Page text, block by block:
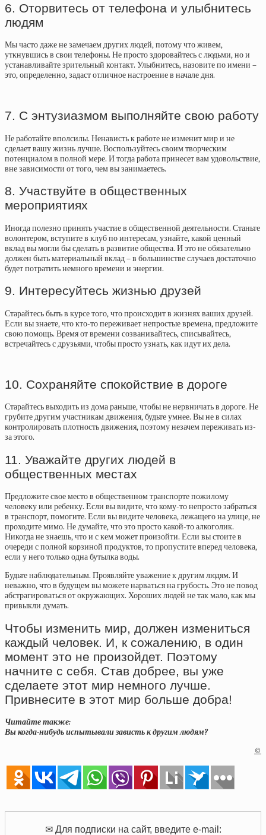
6. Оторвитесь от телефона и улыбнитесь
людям
Мы часто даже не замечаем других людей, потому что живем,
уткнувшись в свои телефоны. Не просто здоровайтесь с людьми, но и
устанавливайте зрительный контакт. Улыбнитесь, назовите по имени –
это, определенно, задаст отличное настроение в начале дня.
7. С энтузиазмом выполняйте свою работу
Не работайте вполсилы. Ненависть к работе не изменит мир и не
сделает вашу жизнь лучше. Воспользуйтесь своим творческим
потенциалом в полной мере. И тогда работа принесет вам удовольствие,
вне зависимости от того, чем вы занимаетесь.
8. Участвуйте в общественных
мероприятиях
Иногда полезно принять участие в общественной деятельности. Станьте
волонтером, вступите в клуб по интересам, узнайте, какой ценный
вклад вы могли бы сделать в развитие общества. И это не обязательно
должен быть материальный вклад – в большинстве случаев достаточно
будет потратить немного времени и энергии.
9. Интересуйтесь жизнью друзей
Старайтесь быть в курсе того, что происходит в жизнях ваших друзей.
Если вы знаете, что кто-то переживает непростые времена, предложите
свою помощь. Время от времени созванивайтесь, списывайтесь,
встречайтесь с друзьями, чтобы просто узнать, как идут их дела.
10. Сохраняйте спокойствие в дороге
Старайтесь выходить из дома раньше, чтобы не нервничать в дороге. Не
грубите другим участникам движения, будьте умнее. Вы не в силах
контролировать плотность движения, поэтому незачем переживать из-
за этого.
11. Уважайте других людей в
общественных местах
Предложите свое место в общественном транспорте пожилому
человеку или ребенку. Если вы видите, что кому-то непросто забраться
в транспорт, помогите. Если вы видите человека, лежащего на улице, не
проходите мимо. Не думайте, что это просто какой-то алкоголик.
Никогда не знаешь, что и с кем может произойти. Если вы стоите в
очереди с полной корзиной продуктов, то пропустите вперед человека,
если у него только одна бутылка воды.
Будьте наблюдательным. Проявляйте уважение к другим людям. И
неважно, что в будущем вы можете нарваться на грубость. Это не повод
абстрагироваться от окружающих. Хороших людей не так мало, как мы
привыкли думать.
Чтобы изменить мир, должен измениться
каждый человек. И, к сожалению, в один
момент это не произойдет. Поэтому
начните с себя. Став добрее, вы уже
сделаете этот мир немного лучше.
Привнесите в этот мир больше добра!
Читайте также:
Вы когда-нибудь испытывали зависть к другим людям?
©
✉ Для подписки на сайт, введите e-mail: